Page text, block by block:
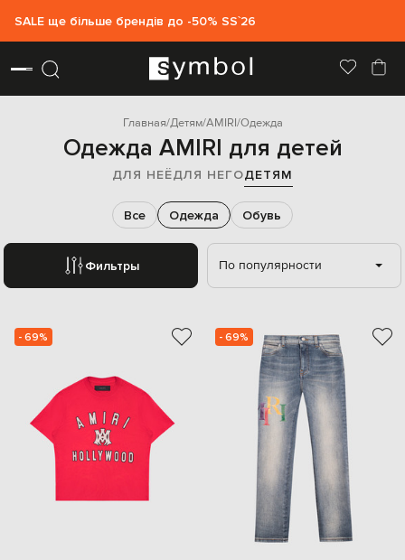
SALE ще більше брендів до -50% SS`26
Главная Детям AMIRI Одежда
Одежда AMIRI для детей
ДЛЯ НЕЁДЛЯ НЕГОДЕТЯМ
Фильтры
Все Одежда Обувь
По популярности
- 69% - 69%